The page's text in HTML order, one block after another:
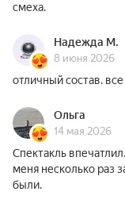
смеха.
Надежда М.
8 июня 2026
отличный состав.
Ольга
14 мая 2026
Спектакль
меня несколько раз
были.